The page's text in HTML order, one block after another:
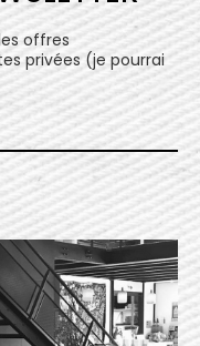
offres
privées (je pourrai